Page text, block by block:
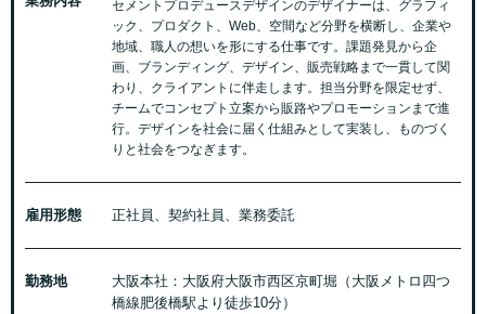
セメントプロデュースデザインのデザイナーは、グラフィ
ック、プロダクト、Web、空間など分野を横断し、企業や
地域、職人の想いを形にする仕事です。課題発見から企
画、ブランディング、デザイン、販売戦略まで一貫して関
わり、クライアントに伴走します。担当分野を限定せず、
チームでコンセプト立案から販路やプロモーションまで進
行。デザインを社会に届く仕組みとして実装し、ものづく
りと社会をつなぎます。
雇用形態 正社員、契約社員、業務委託
勤務地
大阪本社：大阪府大阪市西区京町堀（大阪メトロ四つ
橋線肥後橋駅より徒歩10分）